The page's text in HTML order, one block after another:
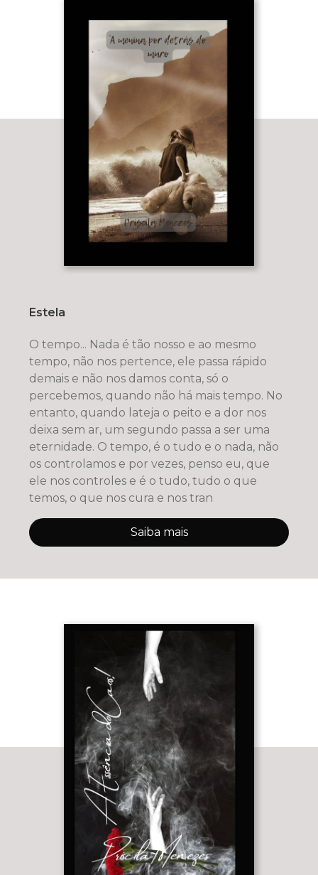
Estela
O tempo... Nada é tão nosso e ao mesmo
tempo, não nos pertence, ele passa rápido
demais e não nos damos conta, só o
percebemos, quando não há mais tempo. No
entanto, quando lateja o peito e a dor nos
deixa sem ar, um segundo passa a ser uma
eternidade. O tempo, é o tudo e o nada, não
os controlamos e por vezes, penso eu, que
ele nos controles e é o tudo, tudo o que
temos, o que nos cura e nos tran
Saiba mais